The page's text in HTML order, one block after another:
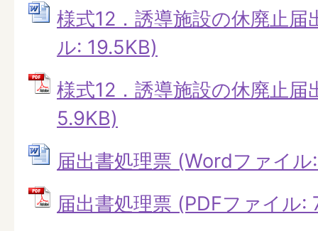
様式12．誘導施設の休廃止
ル: 19.5KB)
様式12．誘導施設の休廃止
5.9KB)
届出書処理票 (Wordファイ
届出書処理票 (PDFファイル: